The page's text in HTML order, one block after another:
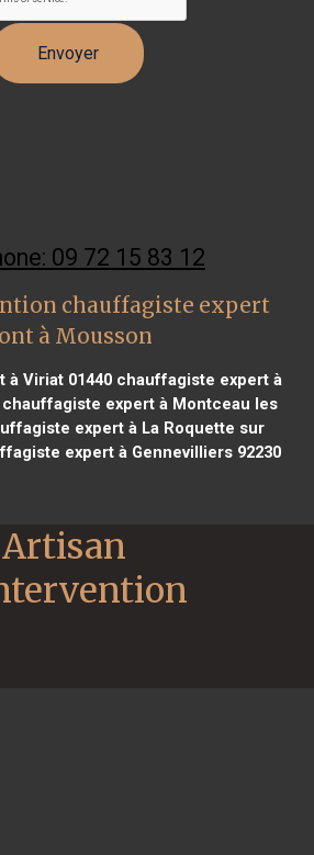
09 72 15 83 12
chauffagiste expert
à Mousson
Viriat 01440 chauffagiste expert à
expert à Montceau les
expert à La Roquette sur
expert à Gennevilliers 92230
Artisan